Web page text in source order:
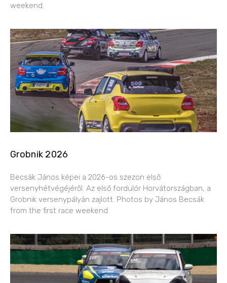
weekend.
Grobnik 2026
Becsák János képei a 2026-os szezon első
versenyhétvégéjéről. Az első fordulór Horvátországban, a
Grobnik versenypályán zajlott. Photos by János Becsák
from the first race weekend